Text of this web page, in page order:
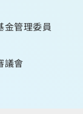
金管理委員
議會